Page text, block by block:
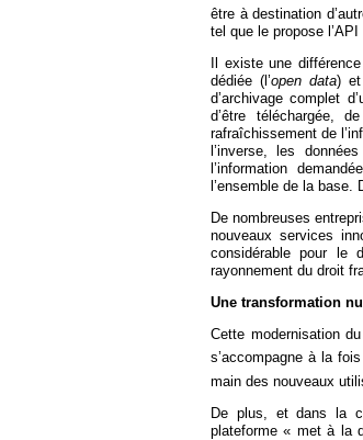
être à destination
tel que le propose
Il existe une
dédiée (l’open data) et
d’archivage complet
d’être téléchargée,
rafraîchissement de
l’inverse, les
l’information
l’ensemble de la
De nombreuses
nouveaux services
considérable pour le
rayonnement du droit
Une transformation
Cette modernisation
s’accompagne à la
main des nouveaux
De plus, et dans la
plateforme « met à la